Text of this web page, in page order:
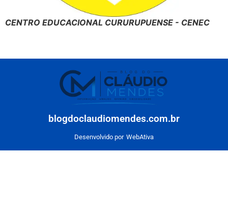
CENTRO EDUCACIONAL CURURUPUENSE - CENEC
blogdoclaudiomendes.com.br
Desenvolvido por WebAtiva